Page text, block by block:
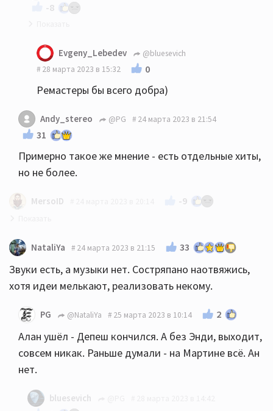
-8
Согласен
Evgeny_Lebedev
@bluesevich
28 марта 2023 в 15:32
0
Ремастеры бы всего добра)
Andy_stereo @PG 24 марта 2023 в 21:54
31
Примерно такое же мнение - есть отдельные хиты,
но не более.
MersoID -9
Альбом слушабелен и оставит обязательно
приятное впечатление. Но по звуку он конечно без
изысков и поисков как у них было в 80-ых и 90-х.
NataliYa 24 марта 2023 в 21:15 33
Звуки есть, а музыки нет. Состряпано наотвяжись,
хотя идеи мелькают, реализовать некому.
PG @NataliYa 25 марта 2023 в 10:14 2
Алан ушёл - Депеш кончился. А без Энди, выходит,
совсем никак. Раньше думали - на Мартине всё. Ан
нет.
bluesevich